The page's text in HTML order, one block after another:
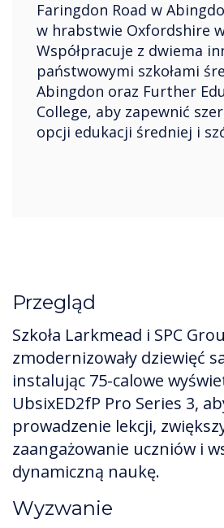
Faringdon Road w
w hrabstwie Oxfordshire
Współpracuje z dwiema
państwowymi szkołami
Abingdon oraz Further
College, aby zapewnić
opcji edukacji średniej i
Przegląd
Szkoła Larkmead i SPC
zmodernizowały dziewięć
instalując 75-calowe
UbsixED2fP Pro Series 3,
prowadzenie lekcji,
zaangażowanie uczniów i
dynamiczną naukę.
Wyzwanie